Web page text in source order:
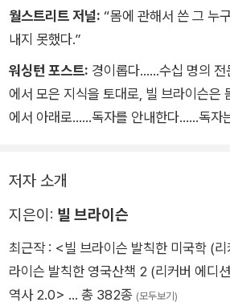
월스트리트 저널: “몸에 관해서 쓴 그 누
내지 못했다.”
워싱턴 포스트: 경이롭다……수십 명의
에서 모은 지식을 토대로, 빌 브라이슨은
에서 아래로……독자를 안내한다……독자
저자 소개
지은이: 빌 브라이슨
최근작 : <빌 브라이슨 발칙한 미국학 (
라이슨 발칙한 영국산책 2 (리커버 에디
역사 2.0> … 총 382종 (모두보기)